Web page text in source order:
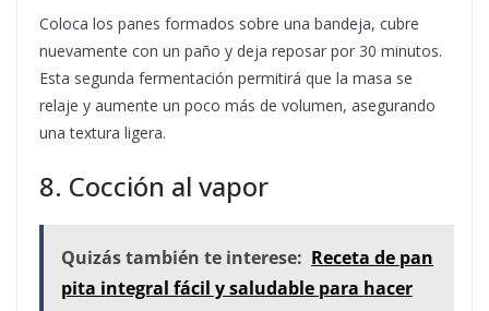
Coloca los panes formados sobre una bandeja, cubre
nuevamente con un paño y deja reposar por 30 minutos.
Esta segunda fermentación permitirá que la masa se
relaje y aumente un poco más de volumen, asegurando
una textura ligera.
8. Cocción al vapor
Quizás también te interese: Receta de pan
pita integral fácil y saludable para hacer